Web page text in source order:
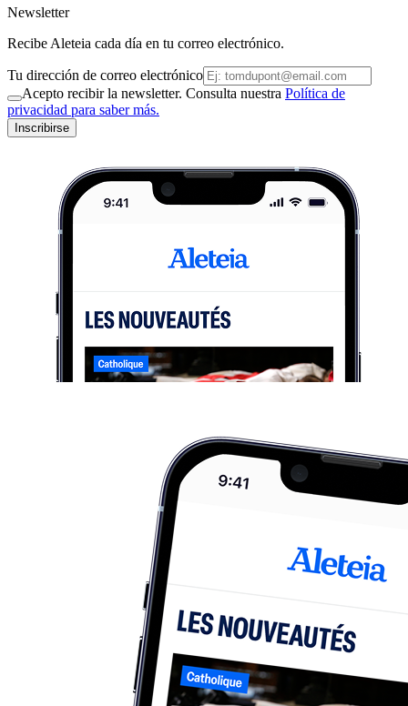
Newsletter
Recibe Aleteia cada día en tu correo electrónico.
Tu dirección de correo electrónico
Acepto recibir la newsletter. Consulta nuestra Política de
privacidad para saber más.
Inscribirse